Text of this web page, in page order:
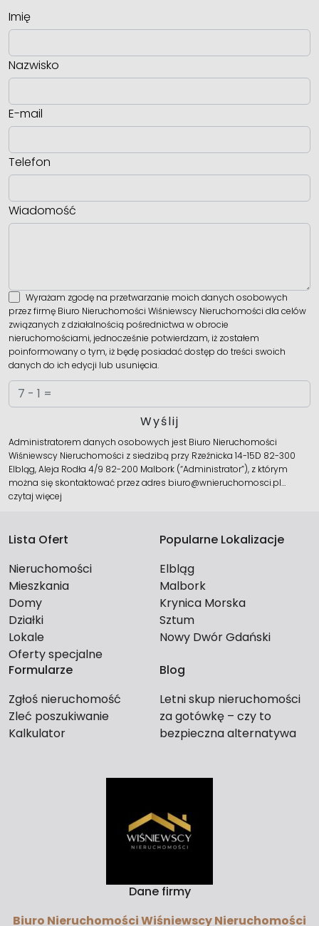
Imię
Nazwisko
E-mail
Telefon
Wiadomość
Wyrażam zgodę na przetwarzanie moich danych osobowych
przez firmę Biuro Nieruchomości Wiśniewscy Nieruchomości dla celów
związanych z działalnością pośrednictwa w obrocie
nieruchomościami, jednocześnie potwierdzam, iż zostałem
poinformowany o tym, iż będę posiadać dostęp do treści swoich
danych do ich edycji lub usunięcia.
Administratorem danych osobowych jest Biuro Nieruchomości
Wiśniewscy Nieruchomości z siedzibą przy Rzeźnicka 14-15D 82-300
Elbląg, Aleja Rodła 4/9 82-200 Malbork (“Administrator”), z którym
można się skontaktować przez adres biuro@wnieruchomosci.pl…
czytaj więcej
Lista Ofert
Nieruchomości
Mieszkania
Domy
Działki
Lokale
Oferty specjalne
Popularne Lokalizacje
Elbląg
Malbork
Krynica Morska
Sztum
Nowy Dwór Gdański
Formularze
Zgłoś nieruchomość
Zleć poszukiwanie
Kalkulator
Blog
Letni skup nieruchomości
za gotówkę – czy to
bezpieczna alternatywa
Dane firmy
Biuro Nieruchomości Wiśniewscy Nieruchomości